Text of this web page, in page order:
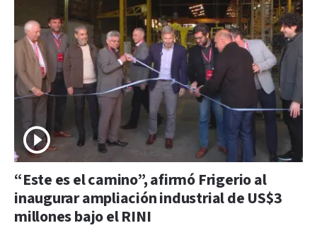
“Este es el camino”, afirmó Frigerio al
inaugurar ampliación industrial de US$3
millones bajo el RINI